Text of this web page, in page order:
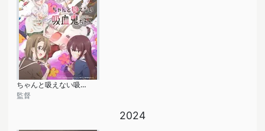
ちゃんと吸えない吸血鬼ちゃん
監督
2024